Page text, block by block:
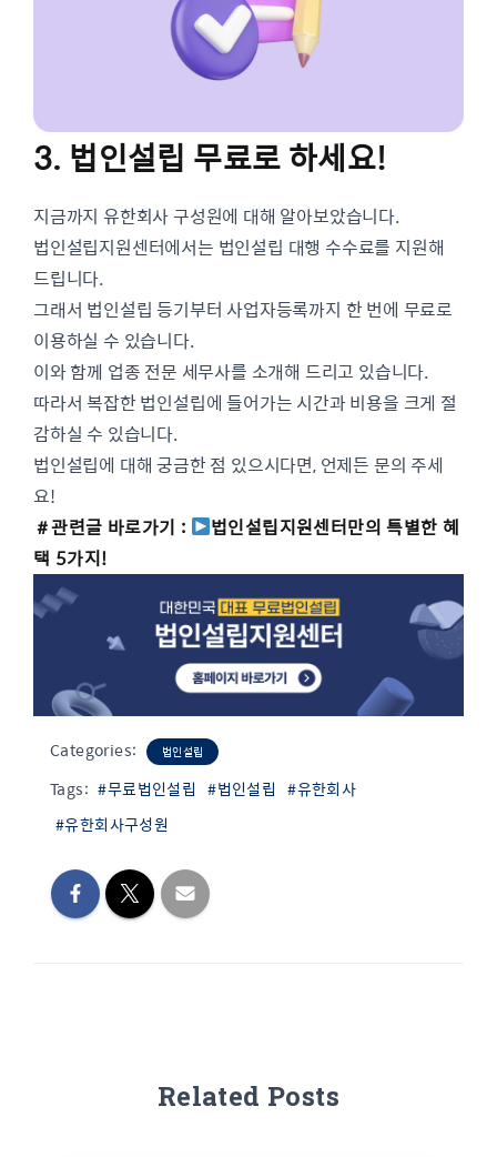
3. 법인설립 무료로 하세요!
지금까지 유한회사 구성원에 대해 알아보았습니다.
법인설립지원센터에서는 법인설립 대행 수수료를 지원해
드립니다.
그래서 법인설립 등기부터 사업자등록까지 한 번에 무료로
이용하실 수 있습니다.
이와 함께 업종 전문 세무사를 소개해 드리고 있습니다.
따라서 복잡한 법인설립에 들어가는 시간과 비용을 크게 절
감하실 수 있습니다.
법인설립에 대해 궁금한 점 있으시다면, 언제든 문의 주세
요!
＃관련글 바로가기 :
법인설립지원센터만의 특별한 혜
택 5가지!
Categories: 법인설립
Tags: #무료법인설립 #법인설립 #유한회사
#유한회사구성원
Related Posts